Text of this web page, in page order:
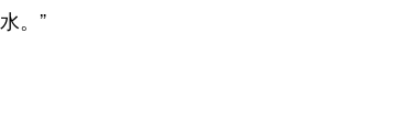
。”